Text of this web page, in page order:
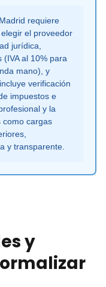
requiere
el proveedor
jurídica,
al 10% para
mano), y
verificación
impuestos e
y la
como cargas
y transparente.
y